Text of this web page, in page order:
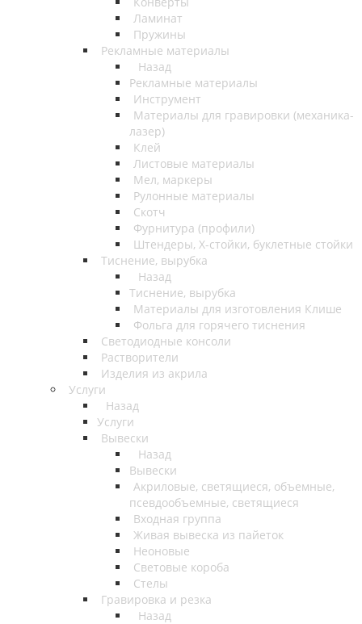
Ламинат
Пружины
Рекламные материалы
Назад
Рекламные материалы
Инструмент
Материалы для гравировки (механика-
лазер)
Клей
Листовые материалы
Мел, маркеры
Рулонные материалы
Скотч
Фурнитура (профили)
Штендеры, Х-стойки, буклетные стойки
Тиснение, вырубка
Назад
Тиснение, вырубка
Материалы для изготовления Клише
Фольга для горячего тиснения
Светодиодные консоли
Растворители
Изделия из акрила
Услуги
Назад
Услуги
Вывески
Назад
Вывески
Акриловые, светящиеся, объемные,
псевдообъемные, светящиеся
Входная группа
Живая вывеска из пайеток
Неоновые
Световые короба
Стелы
Гравировка и резка
Назад